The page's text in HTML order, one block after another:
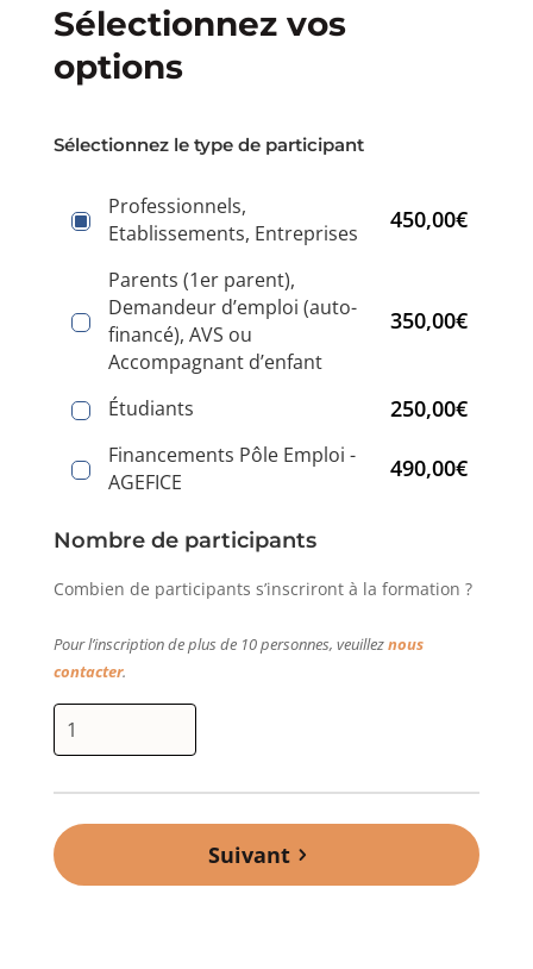
Sélectionnez vos
options
Sélectionnez le type de participant
Professionnels,
Etablissements, Entreprises
450,00€
Parents (1er parent),
Demandeur d’emploi (auto-
financé), AVS ou
Accompagnant d’enfant
350,00€
Étudiants 250,00€
Financements Pôle Emploi -
AGEFICE
490,00€
Nombre de participants
Combien de participants s’inscriront à la formation ?
Pour l’inscription de plus de 10 personnes, veuilleznous
contacter.
Suivant